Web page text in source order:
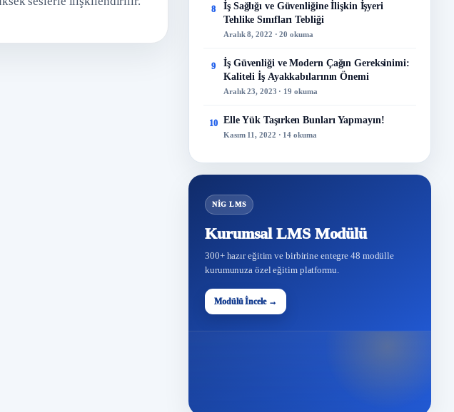
8
İş Sağlığı ve Güvenliğine İlişkin İşyeri
Tehlike Sınıfları Tebliği
Aralık 8, 2022 · 20 okuma
9
İş Güvenliği ve Modern Çağın Gereksinimi:
Kaliteli İş Ayakkabılarının Önemi
Aralık 23, 2023 · 19 okuma
10 Elle Yük Taşırken Bunları Yapmayın!
Kasım 11, 2022 · 14 okuma
NİG LMS
Kurumsal LMS Modülü
300+ hazır eğitim ve birbirine entegre 48 modülle
kurumunuza özel eğitim platformu.
Modülü İncele →
48
Modül